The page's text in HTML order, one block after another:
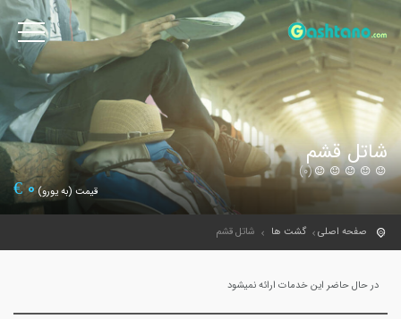
شاتل قشم
(0)
قیمت (به یورو)0
€
صفحه اصلی گشت ها شاتل قشم
در حال حاضر این خدمات ارائه نمیشود